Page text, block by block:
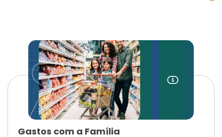
Gastos com a Família